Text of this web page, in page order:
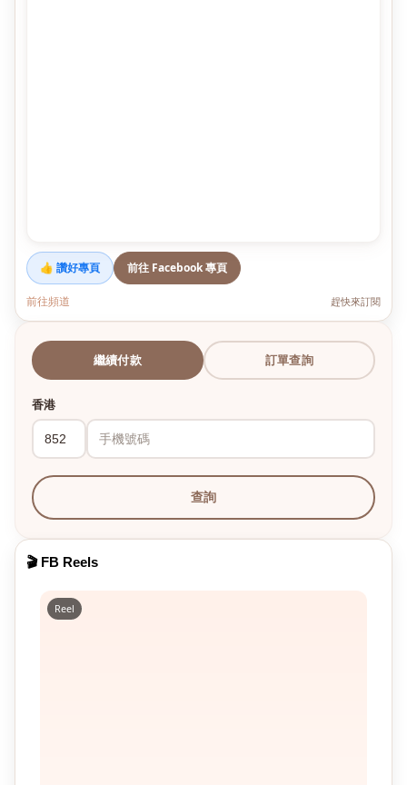
👍 讚好專頁 前往 Facebook 專頁
前往頻道 趕快來訂閱
繼續付款 訂單查詢
香港
查詢
🎬 FB Reels
Reel